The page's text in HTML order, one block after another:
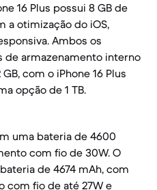
16 Plus possui 8 GB de
a otimização do iOS,
Ambos os
armazenamento interno
com o iPhone 16 Plus
opção de 1 TB.
uma bateria de 4600
com fio de 30W. O
de 4674 mAh, com
com fio de até 27W e